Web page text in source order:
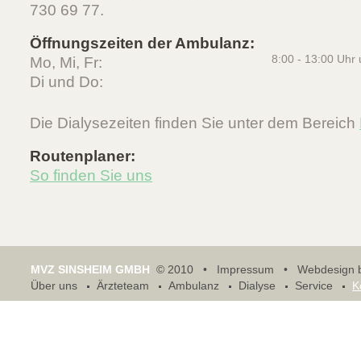
730 69 77.
Öffnungszeiten der Ambulanz:
8:00 - 13:00 Uhr
Mo, Mi, Fr:
Di und Do:
Die Dialysezeiten finden Sie unter dem Bereich
Routenplaner:
So finden Sie uns
MVZ SINSHEIM GMBH © 2010 • Impressum • Webdesign
Über uns
Ärzteteam Ambulanz Dialyse Service